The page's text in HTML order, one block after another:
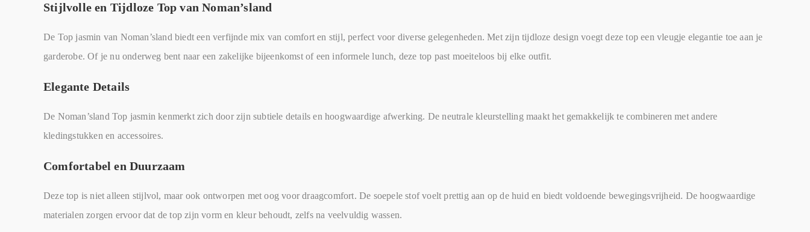
Stijlvolle en Tijdloze Top van Noman’sland
De Top jasmin van Noman’sland biedt een verfijnde mix van comfort en stijl, perfect voor diverse gelegenheden. Met zijn tijdloze design voegt deze top een vleugje elegantie toe aan je
garderobe. Of je nu onderweg bent naar een zakelijke bijeenkomst of een informele lunch, deze top past moeiteloos bij elke outfit.
Elegante Details
De Noman’sland Top jasmin kenmerkt zich door zijn subtiele details en hoogwaardige afwerking. De neutrale kleurstelling maakt het gemakkelijk te combineren met andere
kledingstukken en accessoires.
Comfortabel en Duurzaam
Deze top is niet alleen stijlvol, maar ook ontworpen met oog voor draagcomfort. De soepele stof voelt prettig aan op de huid en biedt voldoende bewegingsvrijheid. De hoogwaardige
materialen zorgen ervoor dat de top zijn vorm en kleur behoudt, zelfs na veelvuldig wassen.